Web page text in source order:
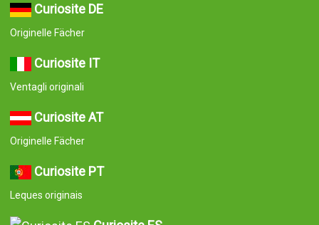
Curiosite DE
Originelle Fächer
Curiosite IT
Ventagli originali
Curiosite AT
Originelle Fächer
Curiosite PT
Leques originais